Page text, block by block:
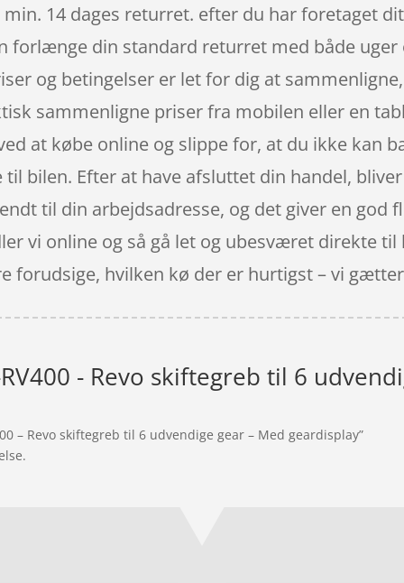
14 dages returret. efter du har foretaget
forlænge din standard returret med både uger
og betingelser er let for dig at
sammenligne priser fra mobilen eller en
at købe online og slippe for, at du ikke kan
bilen. Efter at have afsluttet din handel,
til din arbejdsadresse, og det giver en god
vi online og så gå let og ubesværet direkte
forudsige, hvilken kø der er hurtigst – vi
- Revo skiftegreb til 6
– Revo skiftegreb til 6 udvendige gear – Med geardisplay”